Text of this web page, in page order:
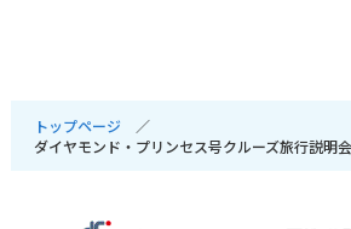
トップページ
ダイヤモンド・プリンセス号クルーズ旅行説明